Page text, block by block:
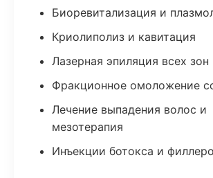
Биоревитализация и
Криолиполиз и кавитация
Лазерная эпиляция всех зон
Фракционное омоложение
Лечение выпадения волос и
мезотерапия
Инъекции ботокса и